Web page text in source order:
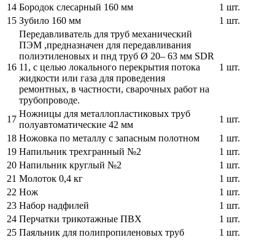
14 Бородок слесарный 160 мм
1 шт.
15 Зубило 160 мм 1 шт.
16
Передавливатель для труб механический
ПЭМ ,предназначен для передавливания
полиэтиленовых и пнд труб Ø 20– 63 мм SDR
11, с целью локального перекрытия потока
жидкости или газа для проведения
ремонтных, в частности, сварочных работ на
трубопроводе.
1 шт.
17
Ножницы для металлопластиковых труб
полуавтоматические 42 мм
1 шт.
18 Ножовка по металлу с запасным полотном
1 шт.
19 Напильник трехгранный №2
1 шт.
20 Напильник круглый №2
1 шт.
21 Молоток 0,4 кг
1 шт.
22 Нож
1 шт.
23 Набор надфилей
1 шт.
24 Перчатки трикотажные ПВХ
1 шт.
25 Паяльник для полипропиленовых труб
1 шт.